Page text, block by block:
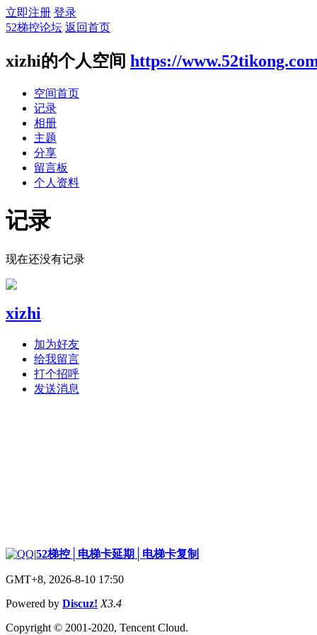
立即注册 登录
52梯控论坛 返回首页
xizhi的个人空间 https://
空间首页
记录
相册
主题
分享
留言板
个人资料
记录
现在还没有记录
xizhi
加为好友
给我留言
打个招呼
发送消息
|52梯控│电梯卡延期│电梯卡复制
GMT+8, 2026-8-10 17:50
Powered by Discuz! X3.4
Copyright © 2001-2020, Tencent Cloud.